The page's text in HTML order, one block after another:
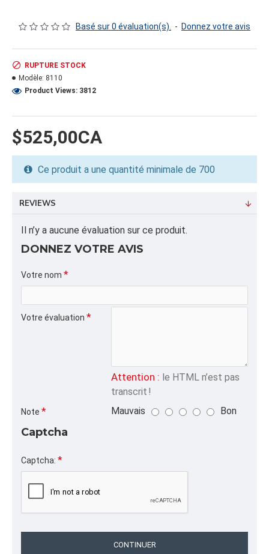
INFORMATION PRODUIT
FORMAT DU PRODUIT
Dimension: 41x49x59
Poids: 515.13
Volume cubique: 68.59 pieds cubes
FORMAT DE PALETTE
Quantité par palette: 1400.00
Dimension/pallet:
ALPHA
CFRAISE,COFFRE,
CATÉGORIE
Basé sur 0 évaluation(s). - Donnez votre avis
$525,00CA
RUPTURE STOCK
Modèle: 8110
Product Views: 3812
Ce produit a une quantité minimale de 700
REVIEWS
Il n’y a aucune évaluation sur ce produit.
DONNEZ VOTRE AVIS
Votre nom
Votre évaluation
Attention : le HTML n’est pas
transcrit !
Note Mauvais Bon
Captcha
Captcha:
CONTINUER